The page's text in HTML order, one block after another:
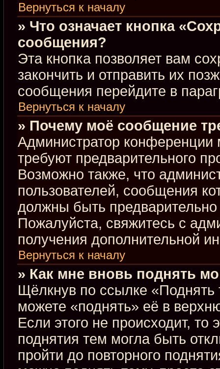
Вернуться к началу
» Что означает кнопка
сообщения?
Эта кнопка позволяет вам
закончить и отправить их
сообщения перейдите в
Вернуться к началу
» Почему моё сообщение
Администратор
требуют предварительного
Возможно также, что
пользователей, сообщения
должны быть
Пожалуйста, свяжитесь с
получения дополнительной
Вернуться к началу
» Как мне вновь поднять
Щёлкнув по ссылке
можете «поднять» её в
Если этого не происходит, то
поднятия тем могла быть
пройти до повторного